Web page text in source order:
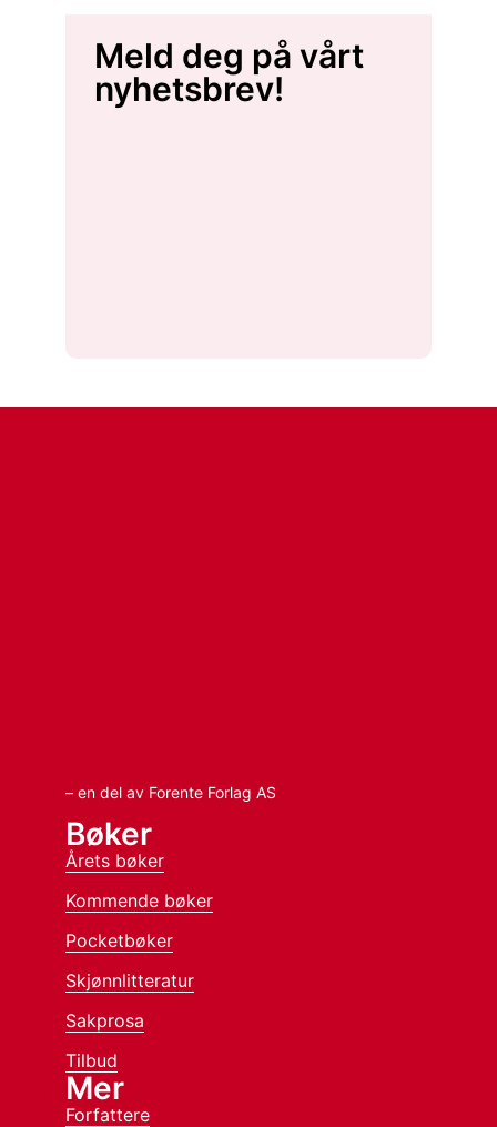
Meld deg på vårt
nyhetsbrev!
– en del av Forente Forlag AS
Bøker
Årets bøker
Kommende bøker
Pocketbøker
Skjønnlitteratur
Sakprosa
Tilbud
Mer
Forfattere